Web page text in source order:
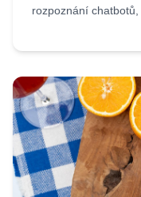
rozpoznání chatbotů,